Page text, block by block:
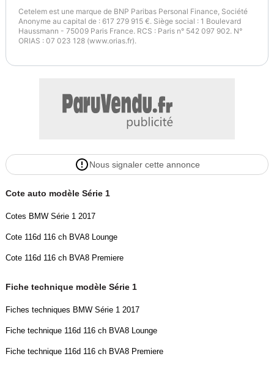
- Phares antibrouillard
- Phares AR à led
- Phares LED
- Contrôle de pression des pneus
Couleur
Noir
Puissance réelle
116
Vignette Crit’Air
Cetelem est une marque de BNP Paribas Personal Finance, Société
Anonyme au capital de : 617 279 915 €. Siège social : 1 Boulevard
Haussmann - 75009 Paris France. RCS : Paris n° 542 097 902. N°
ORIAS : 07 023 128 (www.orias.fr).
Nous signaler cette annonce
Cote auto modèle Série 1
Cotes BMW Série 1 2017
Cote 116d 116 ch BVA8 Lounge
Cote 116d 116 ch BVA8 Premiere
Fiche technique modèle Série 1
Fiches techniques BMW Série 1 2017
Fiche technique 116d 116 ch BVA8 Lounge
Fiche technique 116d 116 ch BVA8 Premiere